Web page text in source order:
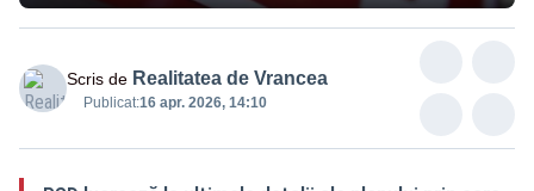
Scris de Realitatea de Vrancea
Publicat:16 apr. 2026, 14:10